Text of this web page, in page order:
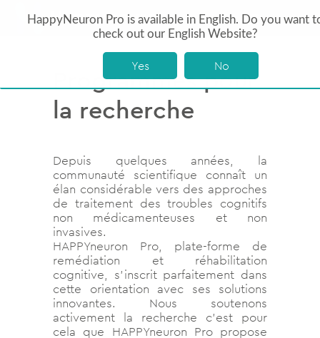
Programmes pour
la recherche
Depuis quelques années, la
communauté scientifique connaît un
élan considérable vers des approches
de traitement des troubles cognitifs
non médicamenteuses et non
invasives.
HAPPYneuron Pro, plate-forme de
remédiation et réhabilitation
cognitive, s’inscrit parfaitement dans
cette orientation avec ses solutions
innovantes. Nous soutenons
activement la recherche c’est pour
cela que HAPPYneuron Pro propose
HappyNeuron Pro is available in English. Do you want
check out our English Website?
Yes No